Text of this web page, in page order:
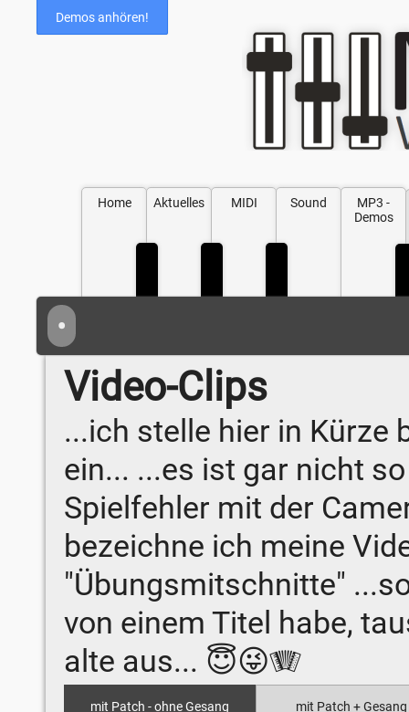
Demos anhören!
Home Aktuelles MIDI Sound
MP3 -
Demos
•
Video-Clips
...ich stelle hier in Kürze
ein... ...es ist gar nicht
Spielfehler mit der
bezeichne ich meine
"Übungsmitschnitte"
von einem Titel habe,
alte aus... 😇😜🪗
mit Patch - ohne Gesang mit Patch + Gesang